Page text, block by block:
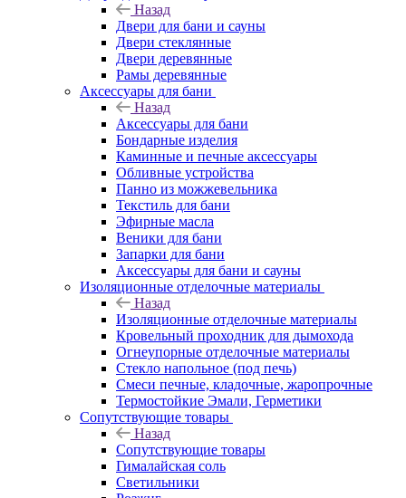
Назад
Двери для бани и сауны
Двери стеклянные
Двери деревянные
Рамы деревянные
Аксессуары для бани
Назад
Аксессуары для бани
Бондарные изделия
Каминные и печные аксессуары
Обливные устройства
Панно из можжевельника
Текстиль для бани
Эфирные масла
Веники для бани
Запарки для бани
Аксессуары для бани и сауны
Изоляционные отделочные материалы
Назад
Изоляционные отделочные материалы
Кровельный проходник для дымохода
Огнеупорные отделочные материалы
Стекло напольное (под печь)
Смеси печные, кладочные, жаропрочные
Термостойкие Эмали, Герметики
Сопутствующие товары
Назад
Сопутствующие товары
Гималайская соль
Светильники